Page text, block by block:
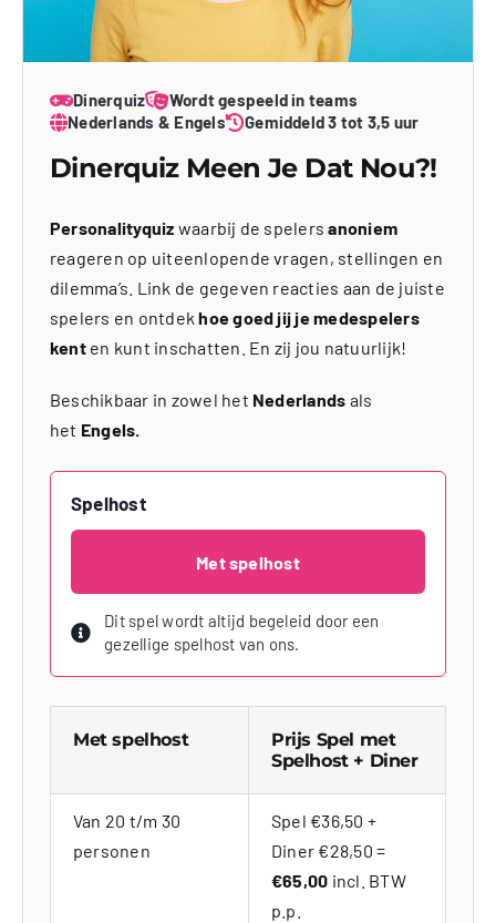
Dinerquiz
Wordt gespeeld in teams
Nederlands & Engels
Gemiddeld 3 tot 3,5 uur
Dinerquiz Meen Je Dat Nou?!
Personalityquiz waarbij de spelersanoniem
reageren op uiteenlopende vragen, stellingen en
dilemma’s. Link de gegeven reacties aan de juiste
spelers en ontdekhoe goed jij je medespelers
kenten kunt inschatten. En zij jou natuurlijk!
Beschikbaar in zowel het Nederlands als
het Engels.
Spelhost
Met spelhost
Dit spel wordt altijd begeleid door een
gezellige spelhost van ons.
Met spelhost
Prijs Spel met
Spelhost + Diner
Van 20 t/m 30
personen
Spel €36,50 +
Diner €28,50 =
€65,00 incl. BTW
p.p.